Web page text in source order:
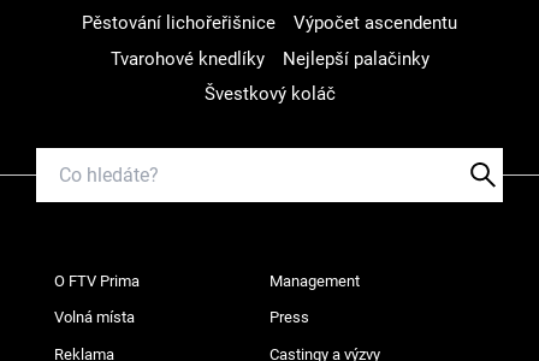
Pěstování lichořeřišnice
Výpočet ascendentu
Tvarohové knedlíky
Nejlepší palačinky
Švestkový koláč
O FTV Prima Management
Volná místa Press
Reklama Castingy a výzvy